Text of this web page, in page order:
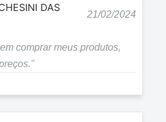
DAS
21/02/2024
comprar meus produtos,